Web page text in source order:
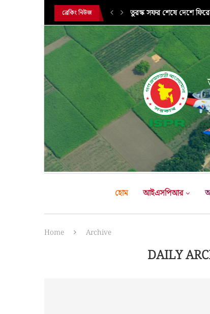
ব্রেকিং নিউজ সরকারি সফরে তুরস্ক গমন
হোম আইএসপিআর
Home Archive
DAILY